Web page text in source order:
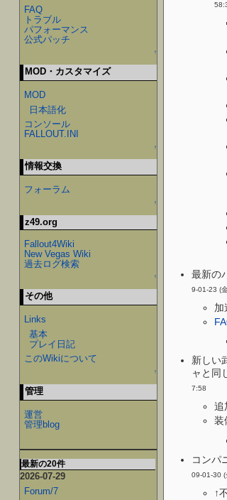
最新の
9-01-23 (
加
新しい
ャと同
7:58
追
装
コンパ
09-01-30
↑
FAQ
トラブル
パフォーマンス
公式パッチ
↑
MOD・カスタマイズ
MOD
日本語化
コンソール
FALLOUT.INI
↑
情報交換
フォーラム
↑
z49.org
Fallout4Wiki
New Vegas Wiki
過去ログ検索
↑
その他
Links
基本
プレイ日記
このWikiについて
↑
管理
運営
管理blog
最新の20件
2026-07-29
Forum/7